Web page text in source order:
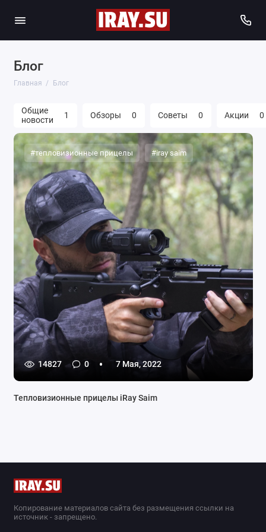
Блог
Главная Блог
Общие
новости
1 Обзоры 0 Советы 0 Акции 0
#тепловизионные прицелы #iray saim
14827 0 7 Мая, 2022
Тепловизионные прицелы iRay Saim
Копирование материалов сайта без размещения ссылки на
источник - запрещено.